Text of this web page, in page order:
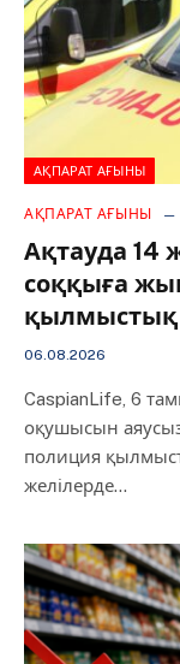
АҚПАРАТ АҒЫНЫ
АҚПАРАТ АҒЫНЫ
Ақтауда 14
соққыға
қылмыстық
06.08.2026
CaspianLife, 6
оқушысын
полиция
желілерде…